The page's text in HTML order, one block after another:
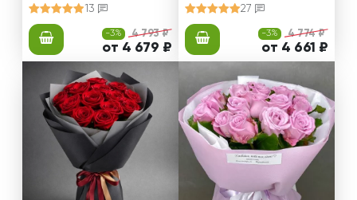
13
-3% 4 793 ₽
от 4 679 ₽
27
-3% 4 774 ₽
от 4 661 ₽